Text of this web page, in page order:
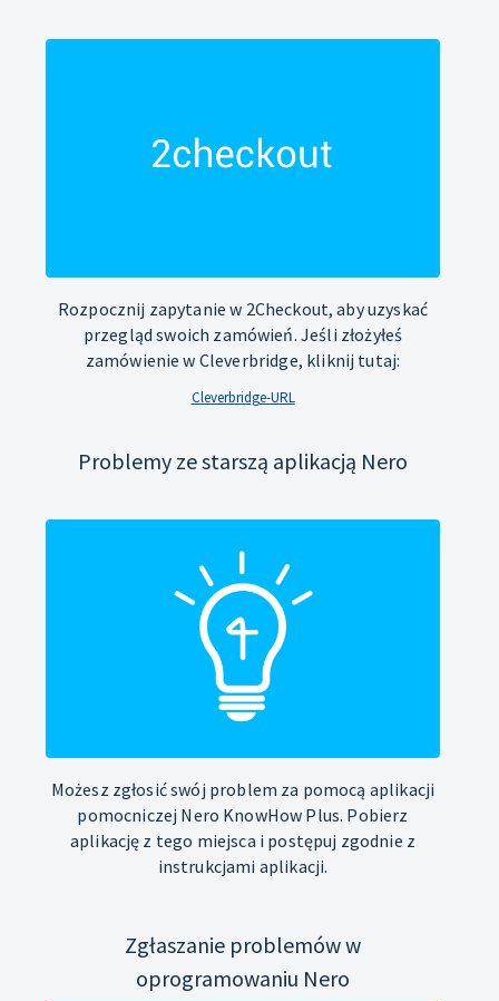
Rozpocznij zapytanie w 2Checkout, aby uzyskać
przegląd swoich zamówień. Jeśli złożyłeś
zamówienie w Cleverbridge, kliknij tutaj:
Cleverbridge-URL
Problemy ze starszą aplikacją Nero
Możesz zgłosić swój problem za pomocą aplikacji
pomocniczej Nero KnowHow Plus. Pobierz
aplikację z tego miejsca i postępuj zgodnie z
instrukcjami aplikacji.
Zgłaszanie problemów w
oprogramowaniu Nero